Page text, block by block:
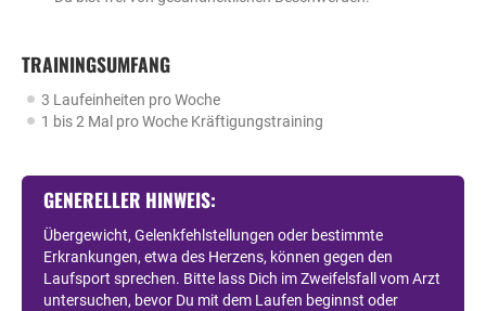
TRAININGSUMFANG
3 Laufeinheiten pro Woche
1 bis 2 Mal pro Woche Kräftigungstraining
GENERELLER HINWEIS:
Übergewicht, Gelenkfehlstellungen oder bestimmte
Erkrankungen, etwa des Herzens, können gegen den
Laufsport sprechen. Bitte lass Dich im Zweifelsfall vom Arzt
untersuchen, bevor Du mit dem Laufen beginnst oder